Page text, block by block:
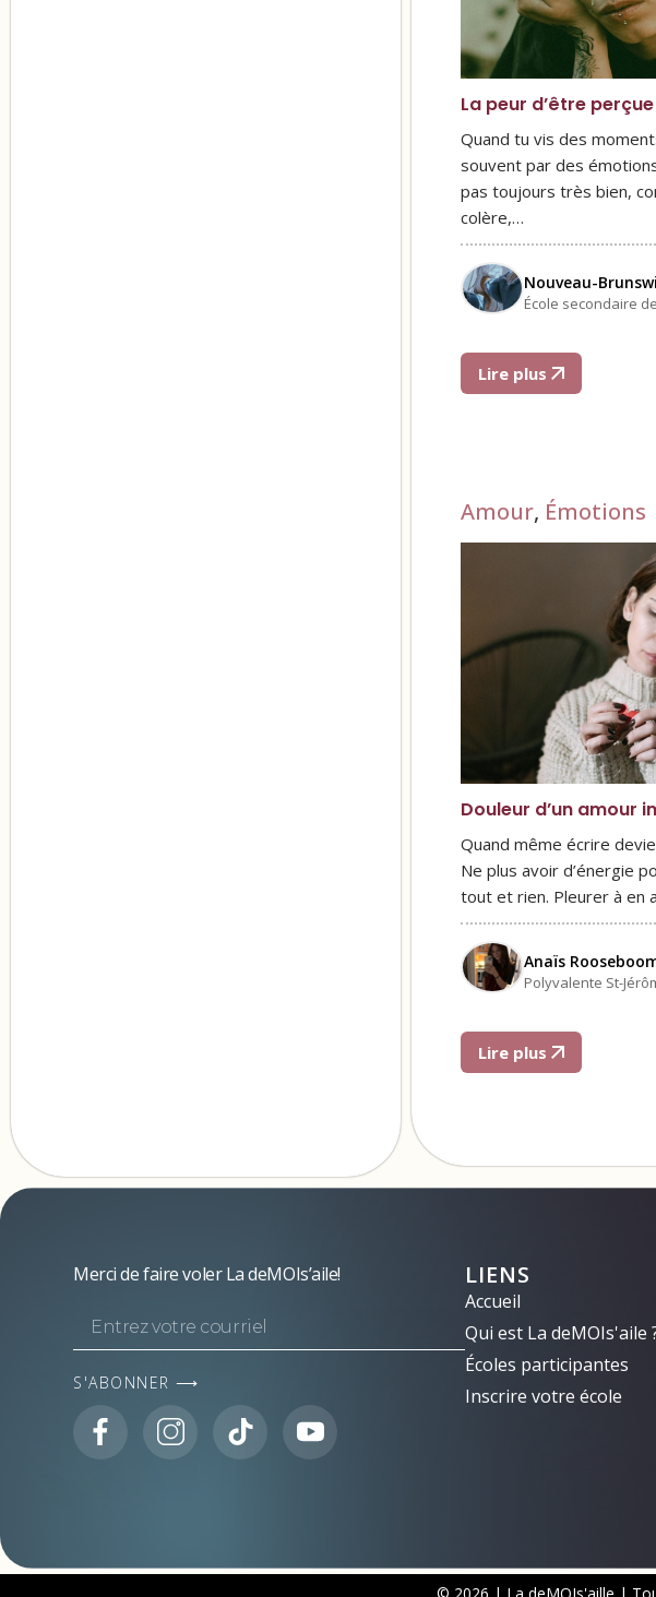
La peur d’être
Quand tu vis des
souvent par des
pas toujours très bien,
colère,…
Nouveau-
École secondaire
Lire plus
Amour, Émotions
Douleur d’un amour
Quand même écrire
Ne plus avoir d’énergie
tout et rien. Pleurer à en
Anaïs
Polyvalente St-
Lire plus
Merci de faire voler La deMOIs’aile!
S'ABONNER ⟶
LIENS
Accueil
Qui est La deMOIs'aile
Écoles participantes
Inscrire votre école